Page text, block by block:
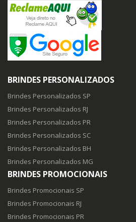
BRINDES PERSONALIZADOS
Brindes Personalizados SP
Brindes Personalizados RJ
Brindes Personalizados PR
Brindes Personalizados SC
Brindes Personalizados BH
Brindes Personalizados MG
BRINDES PROMOCIONAIS
Brindes Promocionais SP
Brindes Promocionais RJ
Brindes Promocionais PR